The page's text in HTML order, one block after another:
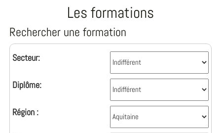
Les formations
Rechercher une formation
Secteur:
Diplôme:
Région :